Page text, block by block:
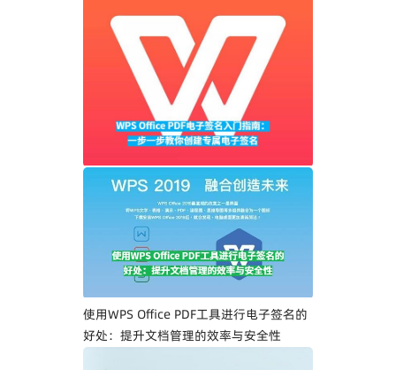
WPS Office PDF电子签名入门指南：一步
一步教你创建专属电子签名
使用WPS Office PDF工具进行电子签名的
好处：提升文档管理的效率与安全性